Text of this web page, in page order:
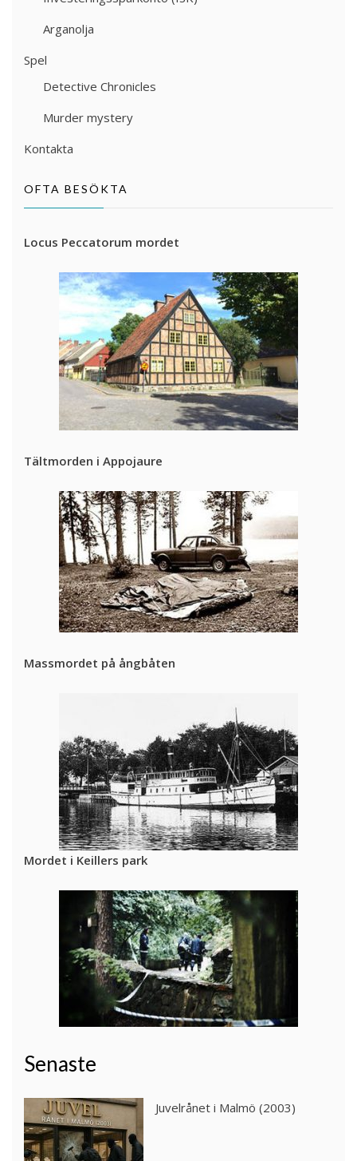
Arganolja
Spel
Detective Chronicles
Murder mystery
Kontakta
OFTA BESÖKTA
Locus Peccatorum mordet
Tältmorden i Appojaure
Massmordet på ångbåten
Mordet i Keillers park
Senaste
Juvelrånet i Malmö (2003)